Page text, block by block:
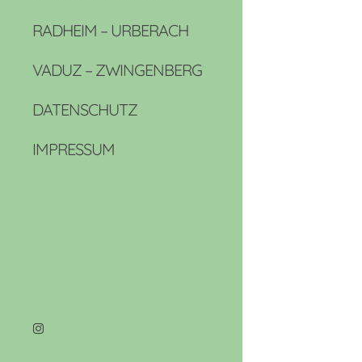
RADHEIM – URBERACH
VADUZ – ZWINGENBERG
DATENSCHUTZ
IMPRESSUM